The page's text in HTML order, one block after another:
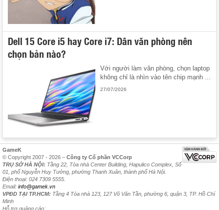
Dell 15 Core i5 hay Core i7: Dân văn phòng nên
chọn bản nào?
Với người làm văn phòng, chọn laptop
không chỉ là nhìn vào tên chip mạnh ...
27/07/2026
GameK
© Copyright 2007 - 2026 – Công ty Cổ phần VCCorp
TRỤ SỞ HÀ NỘI: Tầng 22, Tòa nhà Center Building, Hapulico Complex, Số
01, phố Nguyễn Huy Tưởng, phường Thanh Xuân, thành phố Hà Nội.
Điện thoại: 024 7309 5555.
Email: info@gamek.vn
VPĐD TẠI TP.HCM: Tầng 4 Tòa nhà 123, 127 Võ Văn Tần, phường 6, quận 3, TP. Hồ Chí
Minh
Hỗ trợ quảng cáo: